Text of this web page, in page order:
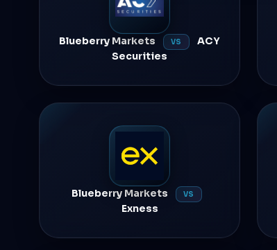
Blueberry Markets VS
ACY
Securities
Blueberry Markets VS
Exness